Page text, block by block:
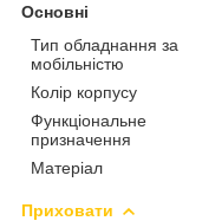
Основні
Тип обладнання за
мобільністю
Колір корпусу
Функціональне
призначення
Матеріал
Приховати